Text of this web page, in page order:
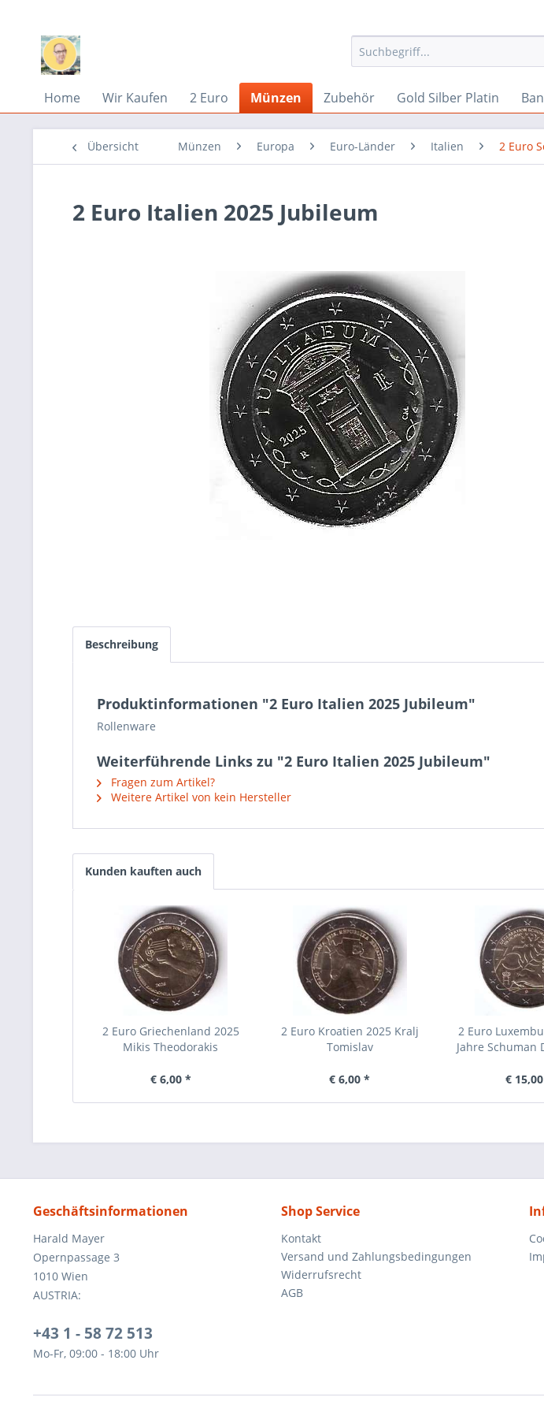
Home Wir Kaufen 2 Euro Münzen Zubehör Gold Silber Platin
Übersicht Münzen Europa Euro-Länder Italien 2 Euro
2 Euro Italien 2025 Jubileum
Beschreibung
Produktinformationen "2 Euro Italien 2025 Jubileum"
Rollenware
Weiterführende Links zu "2 Euro Italien 2025 Jubileum"
Fragen zum Artikel?
Weitere Artikel von kein Hersteller
Kunden kauften auch
2 Euro Griechenland 2025
Mikis Theodorakis
€ 6,00 *
2 Euro Kroatien 2025 Kralj
Tomislav
€ 6,00 *
2 Euro
Jahre Schuman
€
Geschäftsinformationen
Harald Mayer
Opernpassage 3
1010 Wien
AUSTRIA:
+43 1 - 58 72 513
Mo-Fr, 09:00 - 18:00 Uhr
Shop Service
Kontakt
Versand und Zahlungsbedingungen
Widerrufsrecht
AGB